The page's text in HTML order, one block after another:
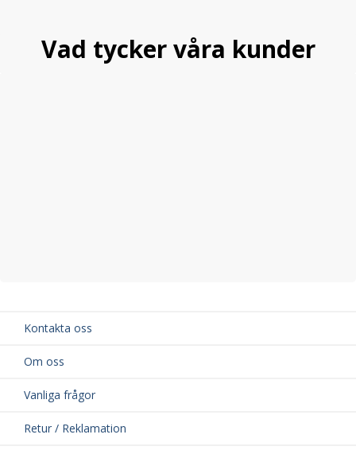
Vad tycker våra kunder
Kontakta oss
Om oss
Vanliga frågor
Retur / Reklamation